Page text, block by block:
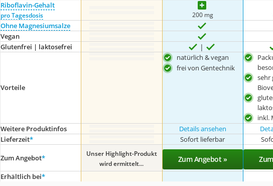
Riboflavin-Gehalt
pro Tagesdosis 200 mg
Ohne Magnesiumsalze
Vegan
Glutenfrei | laktosefrei
Vorteile
natürlich & vegan
frei von Gentechnik
sehr
inkl.
Weitere Produktinfos Details ansehen
Lieferzeit* Sofort lieferbar
Zum Angebot*
Unser Highlight-Produkt
wird ermittelt...
Zum Angebot »
Erhältlich bei*